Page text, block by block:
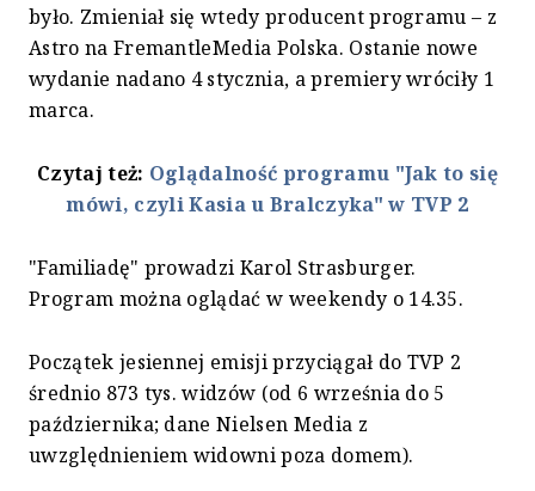
było. Zmieniał się wtedy producent programu – z
Astro na FremantleMedia Polska. Ostanie nowe
wydanie nadano 4 stycznia, a premiery wróciły 1
marca.
Czytaj też: Oglądalność programu "Jak to się
mówi, czyli Kasia u Bralczyka" w TVP 2
"Familiadę" prowadzi Karol Strasburger.
Program można oglądać w weekendy o 14.35.
Początek jesiennej emisji przyciągał do TVP 2
średnio 873 tys. widzów (od 6 września do 5
października; dane Nielsen Media z
uwzględnieniem widowni poza domem).